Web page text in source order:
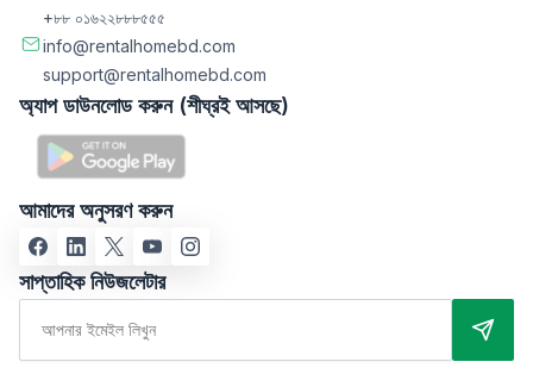
+৮৮ ০১৬২২৮৮৮৫৫৫
info@rentalhomebd.com
support@rentalhomebd.com
অ্যাপ ডাউনলোড করুন (শীঘ্রই আসছে)
আমাদের অনুসরণ করুন
সাপ্তাহিক নিউজলেটার